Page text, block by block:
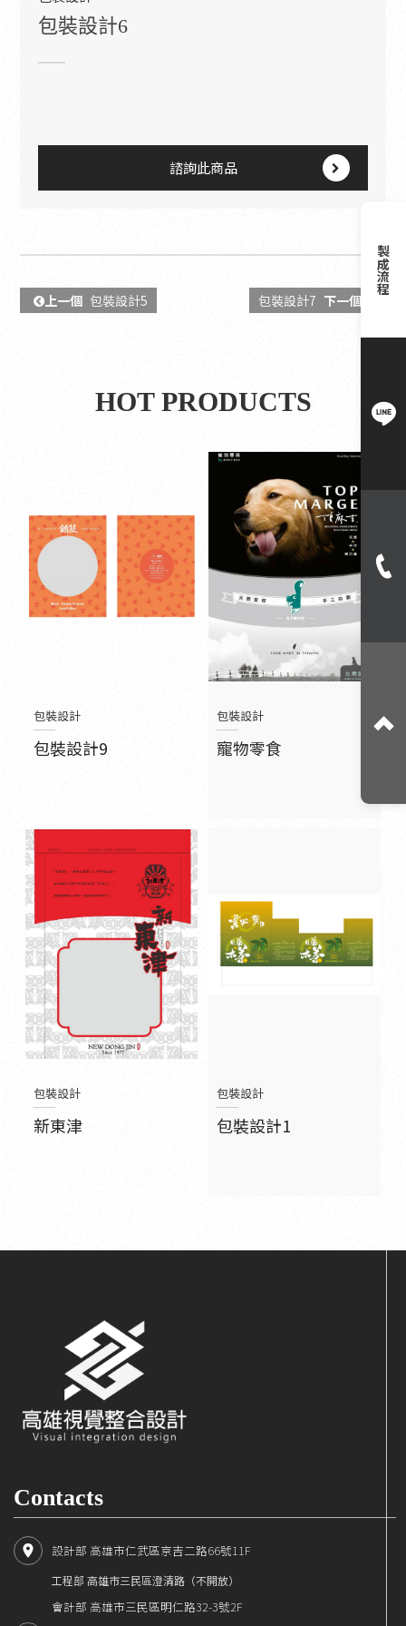
包裝設計6
諮詢此商品
上一個 包裝設計5 包裝設計7 下一個
HOT PRODUCTS
包裝設計
包裝設計9
包裝設計
寵物零食
包裝設計
新東津
包裝設計
包裝設計1
Contacts
設計部 高雄市仁武區京吉二路66號11F
工程部 高雄市三民區澄清路（不開放）
會計部 高雄市三民區明仁路32-3號2F
製成流程